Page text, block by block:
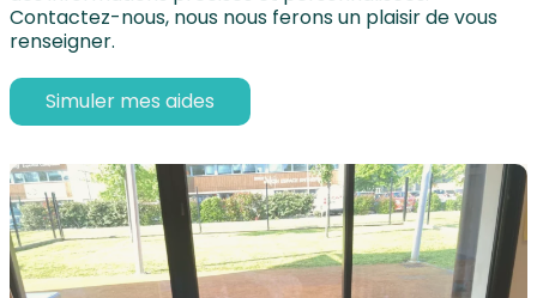
Contactez-nous, nous nous ferons un plaisir de vous
renseigner.
Simuler mes aides